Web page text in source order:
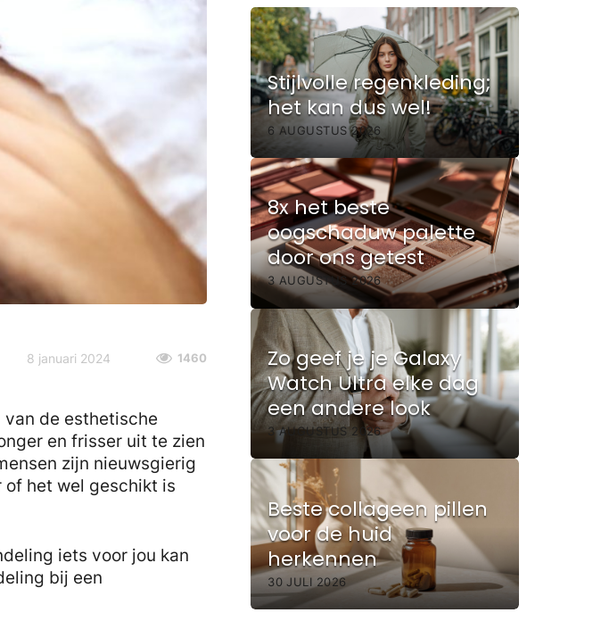
8 januari 2024 1460
de esthetische
en frisser uit te zien
zijn nieuwsgierig
of het wel geschikt is
iets voor jou kan
bij een
Stijlvolle regenkleding;
het kan dus wel!
6 AUGUSTUS 2026
8x het beste
oogschaduw palette
door ons getest
3 AUGUSTUS 2026
Zo geef je je Galaxy
Watch Ultra elke dag
een andere look
3 AUGUSTUS 2026
Beste collageen pillen
voor de huid
herkennen
30 JULI 2026